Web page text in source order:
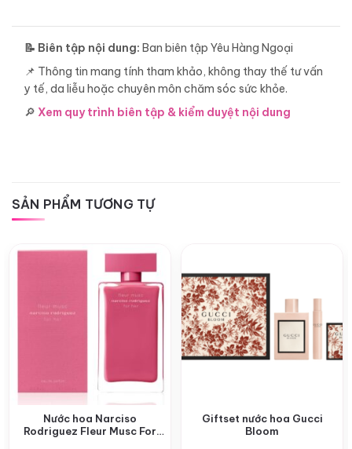
📝 Biên tập nội dung: Ban biên tập Yêu Hàng Ngoại
📌 Thông tin mang tính tham khảo, không thay thế tư vấn
y tế, da liễu hoặc chuyên môn chăm sóc sức khỏe.
🔎 Xem quy trình biên tập & kiểm duyệt nội dung
SẢN PHẨM TƯƠNG TỰ
Nước hoa Narciso
Rodriguez Fleur Musc For
Giftset nước hoa Gucci
Bloom